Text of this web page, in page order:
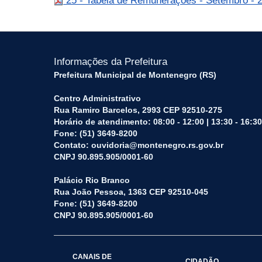
Informações da Prefeitura
Prefeitura Municipal de Montenegro (RS)
Centro Administrativo
Rua Ramiro Barcelos, 2993 CEP 92510-275
Horário de atendimento: 08:00 - 12:00 | 13:30 - 16:30
Fone: (51) 3649-8200
Contato: ouvidoria@montenegro.rs.gov.br
CNPJ 90.895.905/0001-60
Palácio Rio Branco
Rua João Pessoa, 1363 CEP 92510-045
Fone: (51) 3649-8200
CNPJ 90.895.905/0001-60
CANAIS DE